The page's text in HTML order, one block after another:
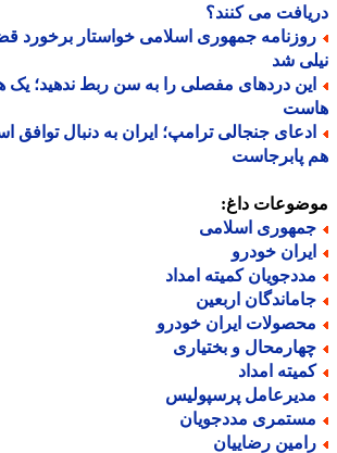
می کنند؟
جمهوری اسلامی خواستار برخورد قضایی
شد
دردهای مفصلی را به سن ربط ندهید؛ یک
جنجالی ترامپ؛ ایران به دنبال توافق
پابرجاست
داغ:
اسلامی
خودرو
کمیته امداد
اربعین
ایران خودرو
و بختیاری
امداد
پرسپولیس
مددجویان
رضاییان